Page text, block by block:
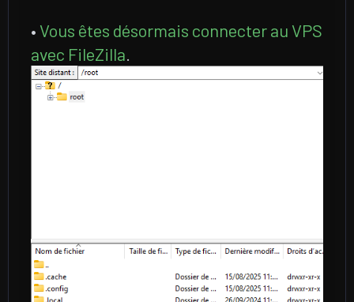
• Vous êtes désormais connecter au VPS
avec FileZilla.